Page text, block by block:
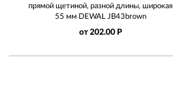
прямой щетиной, разной длины, широкая
55 мм DEWAL JB43brown
от 202.00 Р